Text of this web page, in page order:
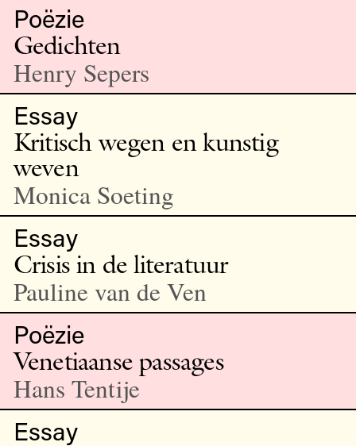
Poëzie
Gedichten
Henry Sepers
Essay
Kritisch wegen en kunstig
weven
Monica Soeting
Essay
Crisis in de literatuur
Pauline van de Ven
Poëzie
Venetiaanse passages
Hans Tentije
Essay